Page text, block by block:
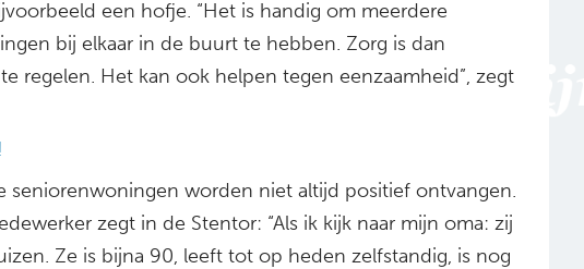
een hofje. “Het is handig om meerdere
bij elkaar in de buurt te hebben. Zorg is dan
regelen. Het kan ook helpen tegen eenzaamheid”, zegt
seniorenwoningen worden niet altijd positief ontvangen.
zegt in de Stentor: “Als ik kijk naar mijn oma: zij
Ze is bijna 90, leeft tot op heden zelfstandig, is nog